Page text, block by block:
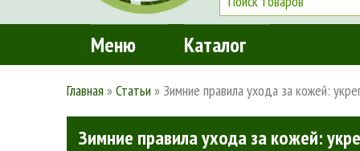
Меню Каталог
Главная »Статьи » Зимние правила ухода за кожей:
Зимние правила ухода за кожей: